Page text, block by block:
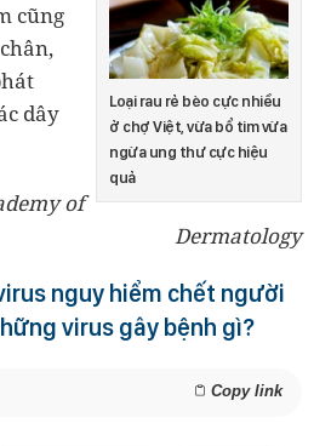
Loại rau rẻ bèo cực nhiều
ở chợ Việt, vừa bổ tim vừa
ngừa ung thư cực hiệu
quả
cũng
dây
of
Dermatology
nguy hiểm chết người
virus gây bệnh gì?
Copy link